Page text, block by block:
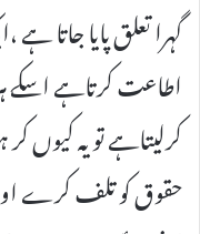
گہرا تعلق پایا جاتا
اطاعت کرتاہے اسکے
کرلیتاہے تو یہ کیوں
حقوق کو تلف کرے